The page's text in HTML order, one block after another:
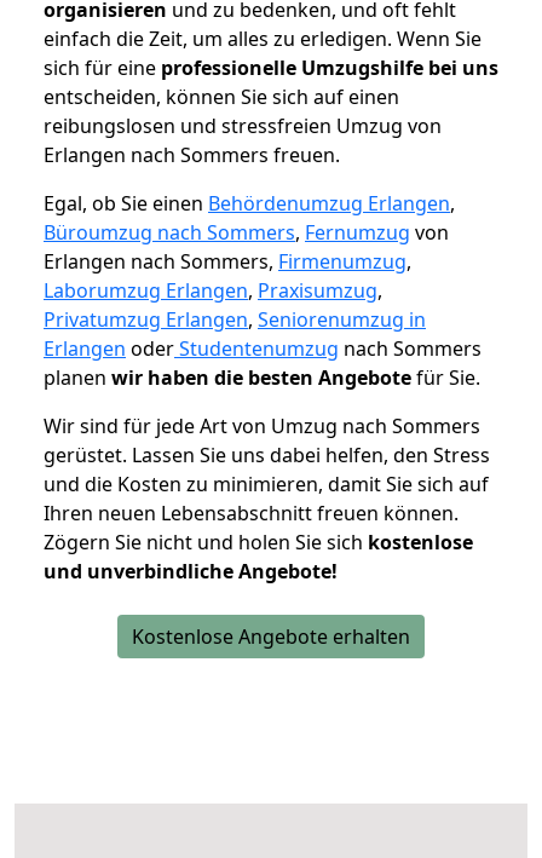
organisieren und zu bedenken, und oft fehlt
einfach die Zeit, um alles zu erledigen. Wenn Sie
sich für eine professionelle Umzugshilfe bei uns
entscheiden, können Sie sich auf einen
reibungslosen und stressfreien Umzug von
Erlangen nach Sommers freuen.
Egal, ob Sie einen Behördenumzug Erlangen,
Büroumzug nach Sommers, Fernumzug von
Erlangen nach Sommers, Firmenumzug,
Laborumzug Erlangen, Praxisumzug,
Privatumzug Erlangen, Seniorenumzug in
Erlangen oderStudentenumzug nach Sommers
planen wir haben die besten Angebotefür Sie.
Wir sind für jede Art von Umzug nach Sommers
gerüstet. Lassen Sie uns dabei helfen, den Stress
und die Kosten zu minimieren, damit Sie sich auf
Ihren neuen Lebensabschnitt freuen können.
Zögern Sie nicht und holen Sie sich kostenlose
und unverbindliche Angebote!
Kostenlose Angebote erhalten